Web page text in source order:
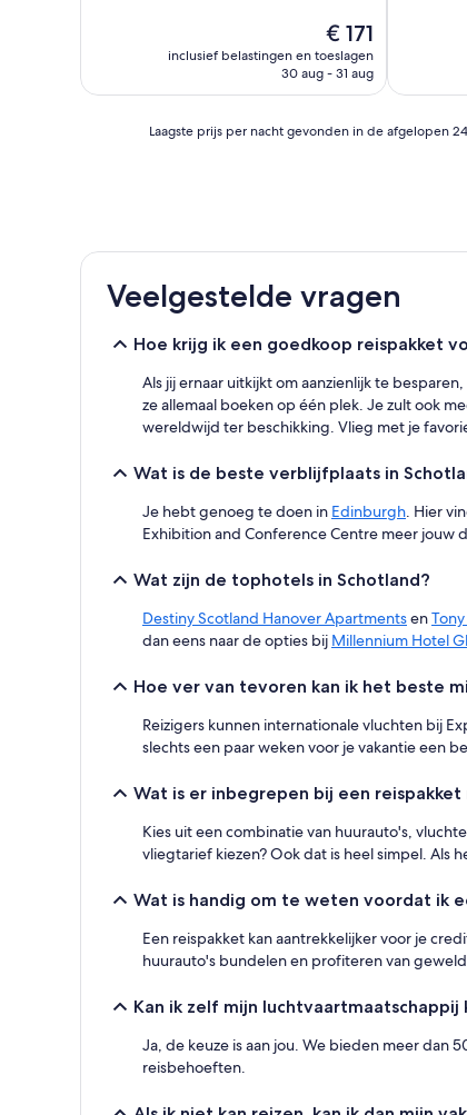
De
prijs
is
€ 171
inclusief belastingen en toeslagen
30 aug - 31 aug
de
afgelopen
nacht
volwassenen.
beschikbaarheid
voorwaarden.
Laagste prijs per nacht gevonden in de afgelopen
Veelgestelde vragen
Hoe krijg ik een goedkoop reispakket
Als jij ernaar uitkijkt om aanzienlijk te
ze allemaal boeken op één plek. Je zult ook
wereldwijd ter beschikking. Vlieg met je
Wat is de beste verblijfplaats in
Je hebt genoeg te doen in Edinburgh. Hier
Exhibition and Conference Centre meer jouw
Wat zijn de tophotels in Schotland?
Destiny Scotland Hanover Apartmentsen
dan eens naar de opties bij Millennium Hotel
Hoe ver van tevoren kan ik het beste
Reizigers kunnen internationale vluchten bij
slechts een paar weken voor je vakantie een
Wat is er inbegrepen bij een reispakket
Kies uit een combinatie van huurauto's,
vliegtarief kiezen? Ook dat is heel simpel. Als
Wat is handig om te weten voordat ik
Een reispakket kan aantrekkelijker voor je
huurauto's bundelen en profiteren van
Kan ik zelf mijn
Ja, de keuze is aan jou. We bieden meer dan
reisbehoeften.